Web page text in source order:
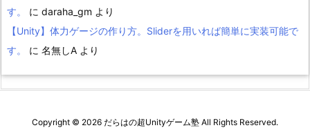
す。
に daraha_gm より
【Unity】体力ゲージの作り方。Sliderを用いれば簡単に実装可能で
す。
に 名無しA より
Copyright © 2026 だらはの超Unityゲーム塾 All Rights Reserved.